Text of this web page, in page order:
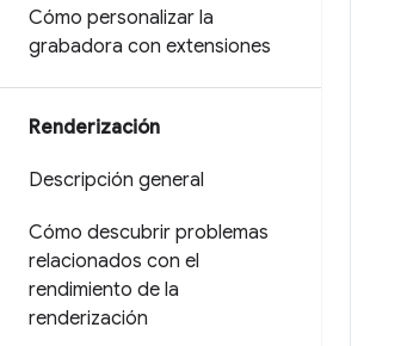
Cómo personalizar la
grabadora con extensiones
Renderización
Descripción general
Cómo descubrir problemas
relacionados con el
rendimiento de la
renderización